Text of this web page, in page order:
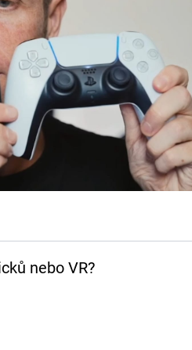
nebo VR?